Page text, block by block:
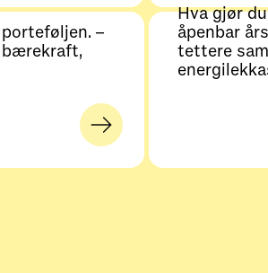
–
bærekraft,
Hva gjør
åpenbar
tettere